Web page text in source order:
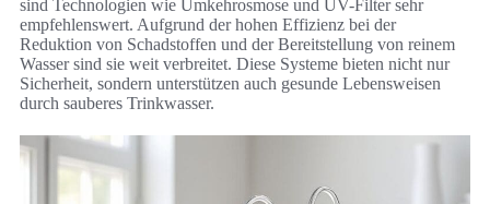
sind Technologien wie Umkehrosmose und UV-Filter sehr
empfehlenswert. Aufgrund der hohen Effizienz bei der
Reduktion von Schadstoffen und der Bereitstellung von reinem
Wasser sind sie weit verbreitet. Diese Systeme bieten nicht nur
Sicherheit, sondern unterstützen auch gesunde Lebensweisen
durch sauberes Trinkwasser.